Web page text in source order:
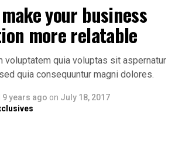
your business
more relatable
voluptatem quia voluptas sit aspernatur
quia consequuntur magni dolores.
9 years ago on July 18, 2017